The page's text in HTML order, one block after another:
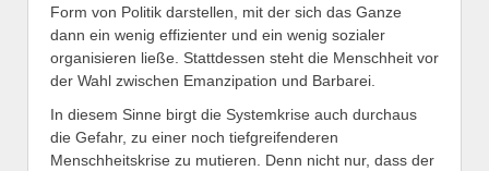
Form von Politik darstellen, mit der sich das Ganze
dann ein wenig effizienter und ein wenig sozialer
organisieren ließe. Stattdessen steht die Menschheit vor
der Wahl zwischen Emanzipation und Barbarei.
In diesem Sinne birgt die Systemkrise auch durchaus
die Gefahr, zu einer noch tiefgreifenderen
Menschheitskrise zu mutieren. Denn nicht nur, dass der